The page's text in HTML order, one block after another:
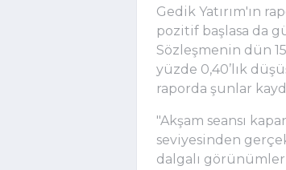
Gedik Yatırım'ın
pozitif başlasa da
Sözleşmenin dün
yüzde 0,40’lık
raporda şunlar
"Akşam seansı
seviyesinden
dalgalı